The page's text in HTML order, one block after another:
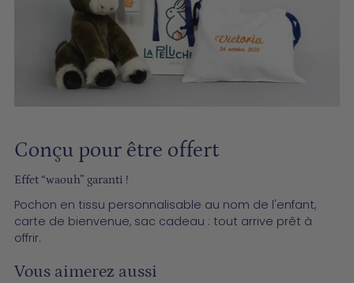
Conçu pour être offert
­­Effet “waouh” garanti !
Pochon en tissu personnalisable au nom de l'enfant,
carte de bienvenue, sac cadeau : tout arrive prêt à
offrir.
Vous aimerez aussi